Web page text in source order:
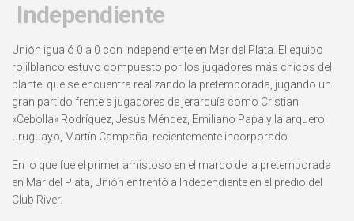
Independiente
Unión igualó 0 a 0 con Independiente en Mar del Plata. El equipo
rojilblanco estuvo compuesto por los jugadores más chicos del
plantel que se encuentra realizando la pretemporada, jugando un
gran partido frente a jugadores de jerarquía como Cristian
«Cebolla» Rodríguez, Jesús Méndez, Emiliano Papa y la arquero
uruguayo, Martín Campaña, recientemente incorporado.
En lo que fue el primer amistoso en el marco de la pretemporada
en Mar del Plata, Unión enfrentó a Independiente en el predio del
Club River.